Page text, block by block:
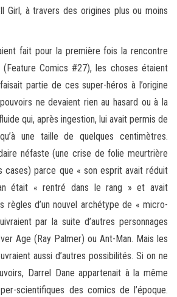
Girl, à travers des origines plus ou moins
fait pour la première fois la rencontre
Comics #27), les choses étaient
partie de ces super-héros à l’origine
ne devaient rien au hasard ou à la
qui, après ingestion, lui avait permis de
une taille de quelques centimètres.
néfaste (une crise de folie meurtrière
cases) parce que « son esprit avait réduit
était « rentré dans le rang » et avait
règles d’un nouvel archétype de « micro-
par la suite d’autres personnages
Age (Ray Palmer) ou Ant-Man. Mais les
aussi d’autres possibilités. Si on ne
Darrel Dane appartenait à la même
scientifiques des comics de l’époque.